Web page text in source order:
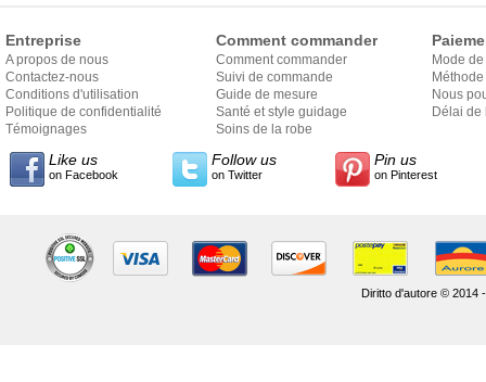
Entreprise
A propos de nous
Contactez-nous
Conditions d'utilisation
Politique de confidentialité
Témoignages
Comment commander
Comment commander
Suivi de commande
Guide de mesure
Santé et style guidage
Soins de la robe
Mode
Nous
Délai de
Like us
on Facebook
Follow us
on Twitter
Pin us
on Pinterest
Diritto d'autore © 2014